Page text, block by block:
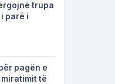
trupa
parë i
pagën e
të